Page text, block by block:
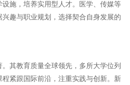
施，培养实用型人才。医学、传媒等
趣与职业规划，选择契合自身发展的
其教育质量全球领先，多所大学位列
紧跟国际前沿，注重实践与创新。新